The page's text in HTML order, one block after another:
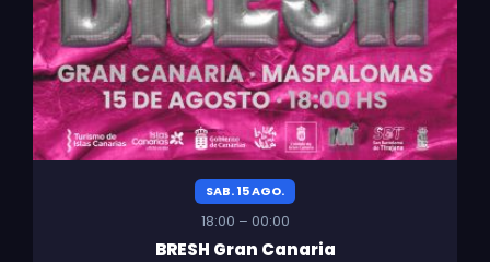
SAB. 15 AGO.
18:00 – 00:00
BRESH Gran Canaria